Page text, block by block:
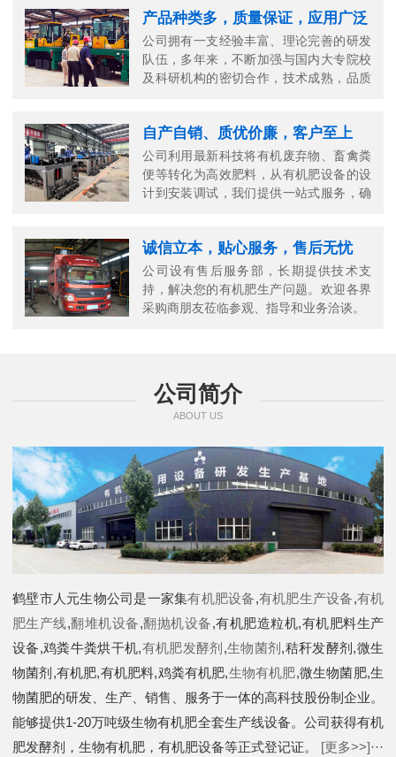
产品种类多，质量保证，应用广泛
公司拥有一支经验丰富、理论完善的研发
队伍，多年来，不断加强与国内大专院校
及科研机构的密切合作，技术成熟，品质
自产自销、质优价廉，客户至上
公司利用最新科技将有机废弃物、畜禽粪
便等转化为高效肥料，从有机肥设备的设
计到安装调试，我们提供一站式服务，确
诚信立本，贴心服务，售后无忧
公司设有售后服务部，长期提供技术支
持，解决您的有机肥生产问题。欢迎各界
采购商朋友莅临参观、指导和业务洽谈。
公司简介
ABOUT US
鹤壁市人元生物公司是一家集有机肥设备,有机肥生产设备,有机
肥生产线,翻堆机设备,翻抛机设备,有机肥造粒机,有机肥料生产
设备,鸡粪牛粪烘干机,有机肥发酵剂 ,生物菌剂 ,秸秆发酵剂,微生
物菌剂,有机肥,有机肥料,鸡粪有机肥,生物有机肥,微生物菌肥,生
物菌肥的研发、生产、销售、服务于一体的高科技股份制企业。
能够提供1-20万吨级生物有机肥全套生产线设备。公司获得有机
肥发酵剂，生物有机肥，有机肥设备等正式登记证。
[更多>>]···